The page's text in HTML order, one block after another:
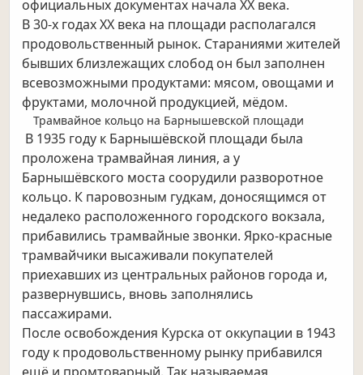
официальных документах начала ХХ века.
В 30-х годах ХХ века на площади располагался
продовольственный рынок. Стараниями жителей
бывших близлежащих слобод он был заполнен
всевозможными продуктами: мясом, овощами и
фруктами, молочной продукцией, мёдом.
Трамвайное кольцо на Барнышевской площади
В 1935 году к Барнышёвской площади была
проложена трамвайная линия, а у
Барнышёвского моста соорудили разворотное
кольцо. К паровозным гудкам, доносящимся от
недалеко расположенного городского вокзала,
прибавились трамвайные звонки. Ярко-красные
трамвайчики высаживали покупателей
приехавших из центральных районов города и,
развернувшись, вновь заполнялись
пассажирами.
После освобождения Курска от оккупации в 1943
году к продовольственному рынку прибавился